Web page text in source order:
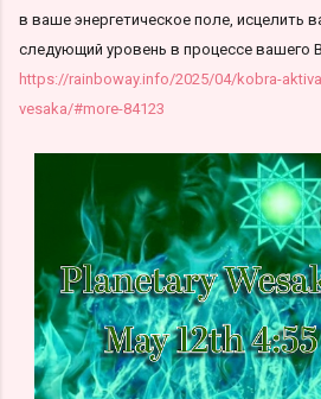
в ваше энергетическое поле, исцелить
следующий уровень в процессе вашего
https://rainboway.info/2025/04/kobra-
vesaka/#more-84123